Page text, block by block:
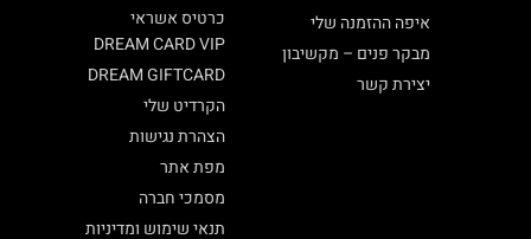
כרטיס אשראי
DREAM CARD VIP
DREAM GIFTCARD
הקרדיט שלי
הצהרת נגישות
מפת אתר
מסמכי חברה
תנאי שימוש ומדיניות
איפה ההזמנה שלי
מבקר פנים – מקשיבון
יצירת קשר